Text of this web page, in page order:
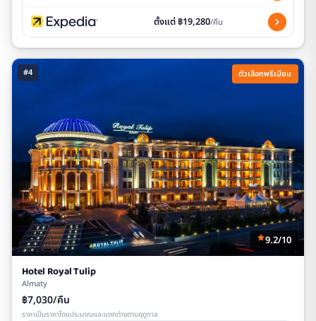
ตั้งแต่ ฿19,280/คืน
#4 ตัวเลือกพรีเมียม
9.2/10
Hotel Royal Tulip
Almaty
฿7,030/คืน
ราคาเป็นราคาโดยประมาณและแตกต่างตามฤดูกาล